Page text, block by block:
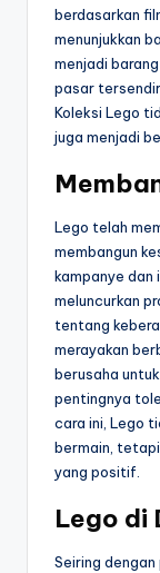
berdasarkan
menunjukkan
menjadi
pasar
Koleksi Lego
juga menjadi
Lego telah
membangun
kampanye dan
meluncurkan
tentang
merayakan
berusaha
pentingnya
cara ini, Lego
bermain,
yang positif.
Lego di
Seiring